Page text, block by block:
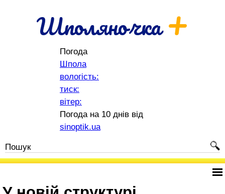
Шполяночка+
Погода
Шпола
вологість:
тиск:
вітер:
Погода на 10 днів від
sinoptik.ua